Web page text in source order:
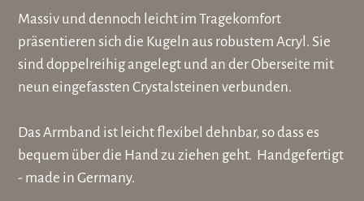
Warenkorb
Massiv und dennoch leicht im Tragekomfort
präsentieren sich die Kugeln aus robustem Acryl. Sie
sind doppelreihig angelegt und an der Oberseite mit
neun eingefassten Crystalsteinen verbunden.
Das Armband ist leicht flexibel dehnbar, so dass es
bequem über die Hand zu ziehen geht. Handgefertigt
- made in Germany.